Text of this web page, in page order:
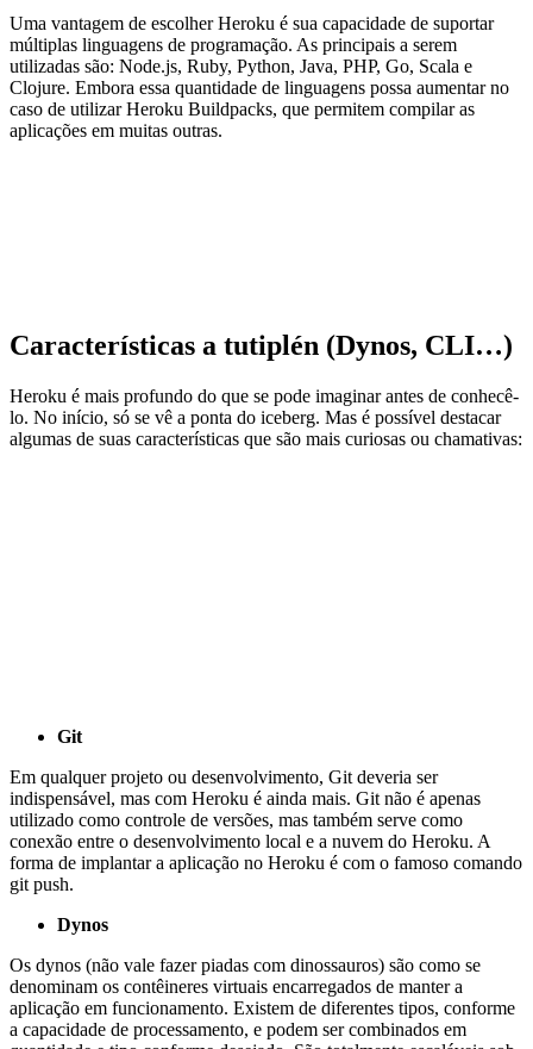
Uma vantagem de escolher Heroku é sua capacidade de suportar
múltiplas linguagens de programação. As principais a serem
utilizadas são: Node.js, Ruby, Python, Java, PHP, Go, Scala e
Clojure. Embora essa quantidade de linguagens possa aumentar no
caso de utilizar Heroku Buildpacks, que permitem compilar as
aplicações em muitas outras.
Características a tutiplén (Dynos, CLI…)
Heroku é mais profundo do que se pode imaginar antes de conhecê-
lo. No início, só se vê a ponta do iceberg. Mas é possível destacar
algumas de suas características que são mais curiosas ou chamativas:
Git
Em qualquer projeto ou desenvolvimento, Git deveria ser
indispensável, mas com Heroku é ainda mais. Git não é apenas
utilizado como controle de versões, mas também serve como
conexão entre o desenvolvimento local e a nuvem do Heroku. A
forma de implantar a aplicação no Heroku é com o famoso comando
git push.
Dynos
Os dynos (não vale fazer piadas com dinossauros) são como se
denominam os contêineres virtuais encarregados de manter a
aplicação em funcionamento. Existem de diferentes tipos, conforme
a capacidade de processamento, e podem ser combinados em